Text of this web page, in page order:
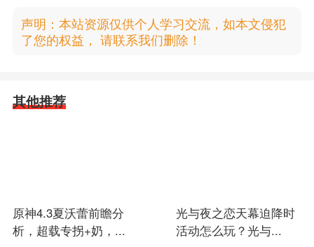
声明：本站资源仅供个人学习交流，如本文侵犯
了您的权益， 请联系我们删除！
其他推荐
原神4.3夏沃蕾前瞻分
析，超载专拐+奶，...
光与夜之恋天幕迫降时
活动怎么玩？光与...